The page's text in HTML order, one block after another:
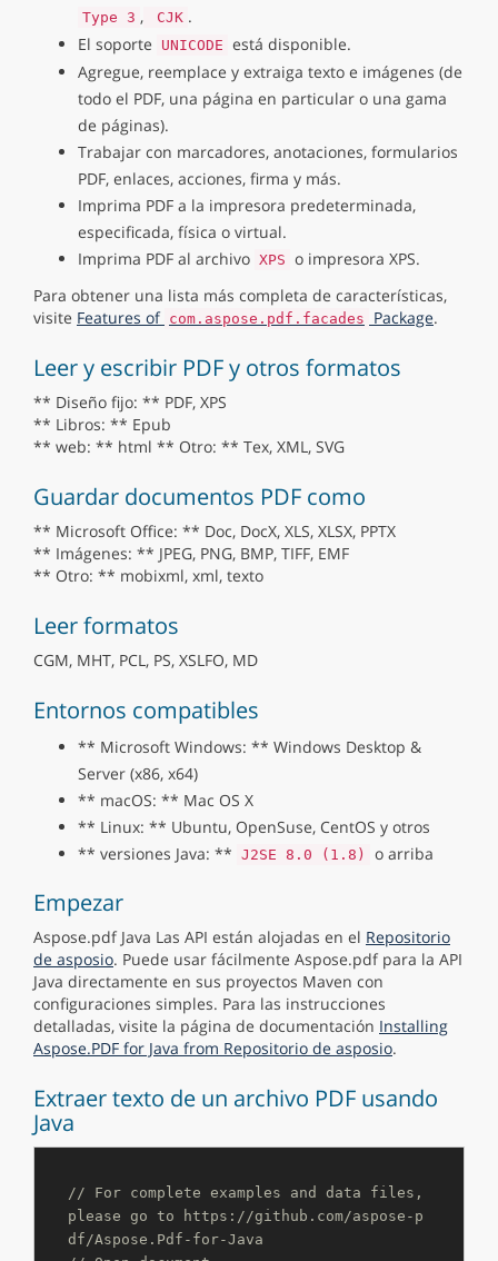
Type 3 , CJK .
El soporte
UNICODE está disponible.
Agregue, reemplace y extraiga texto e imágenes (de
todo el PDF, una página en particular o una gama
de páginas).
Trabajar con marcadores, anotaciones, formularios
PDF, enlaces, acciones, firma y más.
Imprima PDF a la impresora predeterminada,
especificada, física o virtual.
Imprima PDF al archivo XPS o impresora XPS.
Para obtener una lista más completa de características,
visite Features of com.aspose.pdf.facades Package.
Leer y escribir PDF y otros formatos
** Diseño fijo: ** PDF, XPS
** Libros: ** Epub
** web: ** html ** Otro: ** Tex, XML, SVG
Guardar documentos PDF como
** Microsoft Office: ** Doc, DocX, XLS, XLSX, PPTX
** Imágenes: ** JPEG, PNG, BMP, TIFF, EMF
** Otro: ** mobixml, xml, texto
Leer formatos
CGM, MHT, PCL, PS, XSLFO, MD
Entornos compatibles
** Microsoft Windows: ** Windows Desktop &
Server (x86, x64)
** macOS: ** Mac OS X
** Linux: ** Ubuntu, OpenSuse, CentOS y otros
** versiones Java: ** J2SE 8.0 (1.8) o arriba
Empezar
Aspose.pdf Java Las API están alojadas en el Repositorio
de asposio. Puede usar fácilmente Aspose.pdf para la API
Java directamente en sus proyectos Maven con
configuraciones simples. Para las instrucciones
detalladas, visite la página de documentación Installing
Aspose.PDF for Java from Repositorio de asposio.
Extraer texto de un archivo PDF usando
Java
// For complete examples and data files,
please go to https://github.com/aspose-p
df/Aspose.Pdf-for-Java